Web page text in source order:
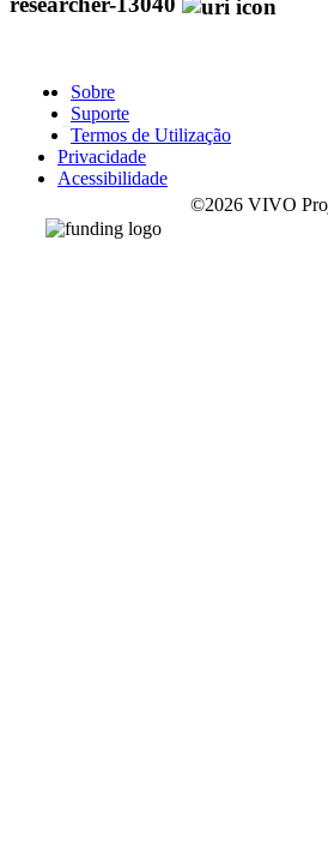
Sobre
Suporte
Termos de Utilização
Privacidade
Acessibilidade
©2026 VIVO